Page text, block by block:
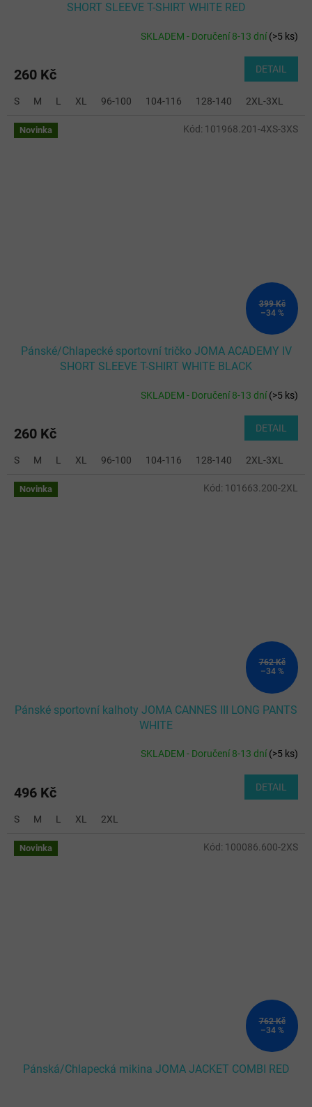
SHORT SLEEVE T-SHIRT WHITE RED
SKLADEM - Doručení 8-13 dní(>5 ks)
260 Kč DETAIL
S M L XL 96-100 104-116 128-140 2XL-3XL
Novinka
399 Kč
–34 %
Pánské/Chlapecké sportovní tričko JOMA ACADEMY IV
SHORT SLEEVE T-SHIRT WHITE BLACK
SKLADEM - Doručení 8-13 dní(>5 ks)
260 Kč DETAIL
S M L XL 96-100 104-116 128-140 2XL-3XL
Kód: 101968.201-4XS-3XS
Novinka
762 Kč
–34 %
Pánské sportovní kalhoty JOMA CANNES III LONG PANTS
WHITE
SKLADEM - Doručení 8-13 dní(>5 ks)
496 Kč DETAIL
S M L XL 2XL
Kód: 101663.200-2XL
Novinka
762 Kč
–34 %
Pánská/Chlapecká mikina JOMA JACKET COMBI RED
Kód: 100086.600-2XS